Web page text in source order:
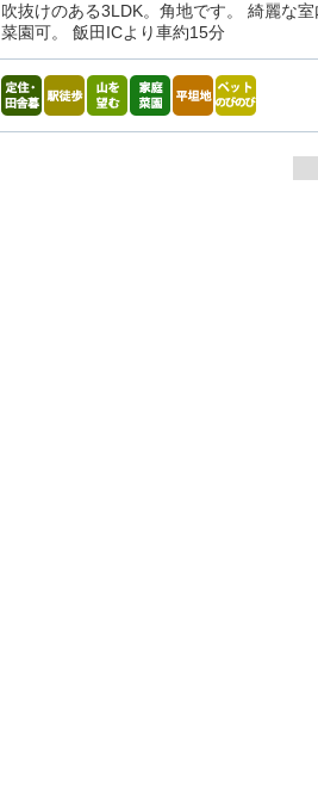
吹抜けのある3LDK。角地です。 綺麗な
菜園可。 飯田ICより車約15分